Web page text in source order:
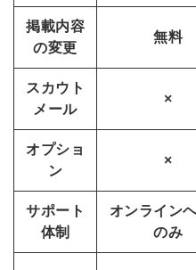
掲載内容
の変更
無料
スカウト
メール
×
オプショ
ン
×
サポート
体制
オンライン
のみ